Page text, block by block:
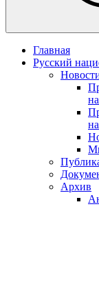
Главная
Русский
Архив